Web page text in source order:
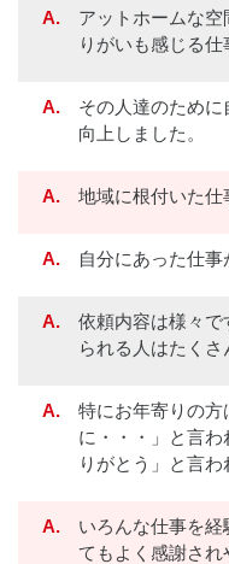
A.
アットホームな
りがいも感じる仕
A.
その人達のため
向上しました。
A. 地域に根付いた仕
A. 自分にあった仕事
A.
依頼内容は様々で
られる人はたくさ
A.
特にお年寄りの
に・・・」と言
りがとう」と言わ
A.
いろんな仕事を経
てもよく感謝され